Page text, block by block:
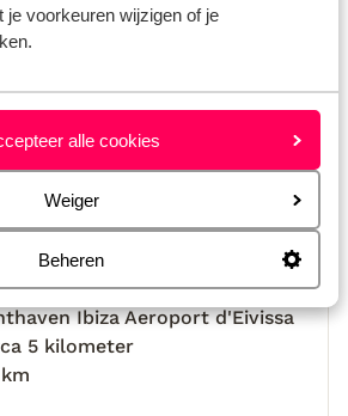
je voorkeuren wijzigen of je
alle cookies
Weiger
Beheren
Bekijk op kaart
circa 3,5 kilometer
de ses salines: 3 km
Ibiza Aeroport d'Eivissa
5 kilometer